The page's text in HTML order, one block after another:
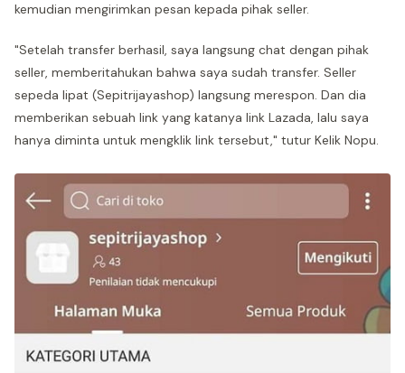
kemudian mengirimkan pesan kepada pihak seller.
"Setelah transfer berhasil, saya langsung chat dengan pihak
seller, memberitahukan bahwa saya sudah transfer. Seller
sepeda lipat (Sepitrijayashop) langsung merespon. Dan dia
memberikan sebuah link yang katanya link Lazada, lalu saya
hanya diminta untuk mengklik link tersebut," tutur Kelik Nopu.